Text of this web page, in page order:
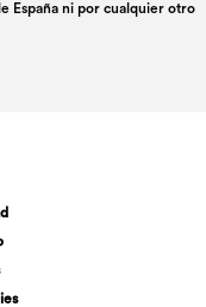
España ni por cualquier otro